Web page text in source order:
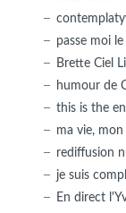
passe moi le
Brette Ciel
humour de
this is the
ma vie,
rediffusion
je suis
En direct